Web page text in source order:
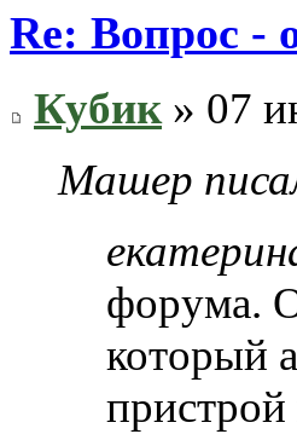
Re: Вопрос -
Кубик » 07
Машер
форума.
который
пристрой